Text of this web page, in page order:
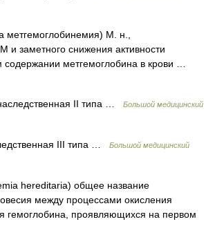
М. н.,
и заметного снижения активности
метгемоглобина в крови …
II типа …
Большой медицинский
III типа …
Большой медицинский
hereditaria) общее название
между процессами окисления
гемоглобина, проявляющихся на первом